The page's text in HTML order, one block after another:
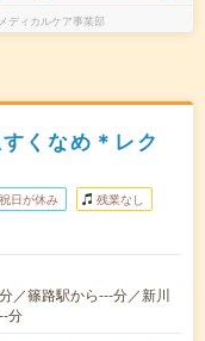
ディカルケア事業部
くなめ＊レク
日が休み 残業なし
／篠路駅から---分／新川
分